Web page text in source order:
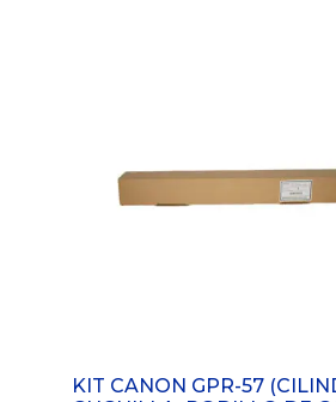
KIT CANON GPR-57